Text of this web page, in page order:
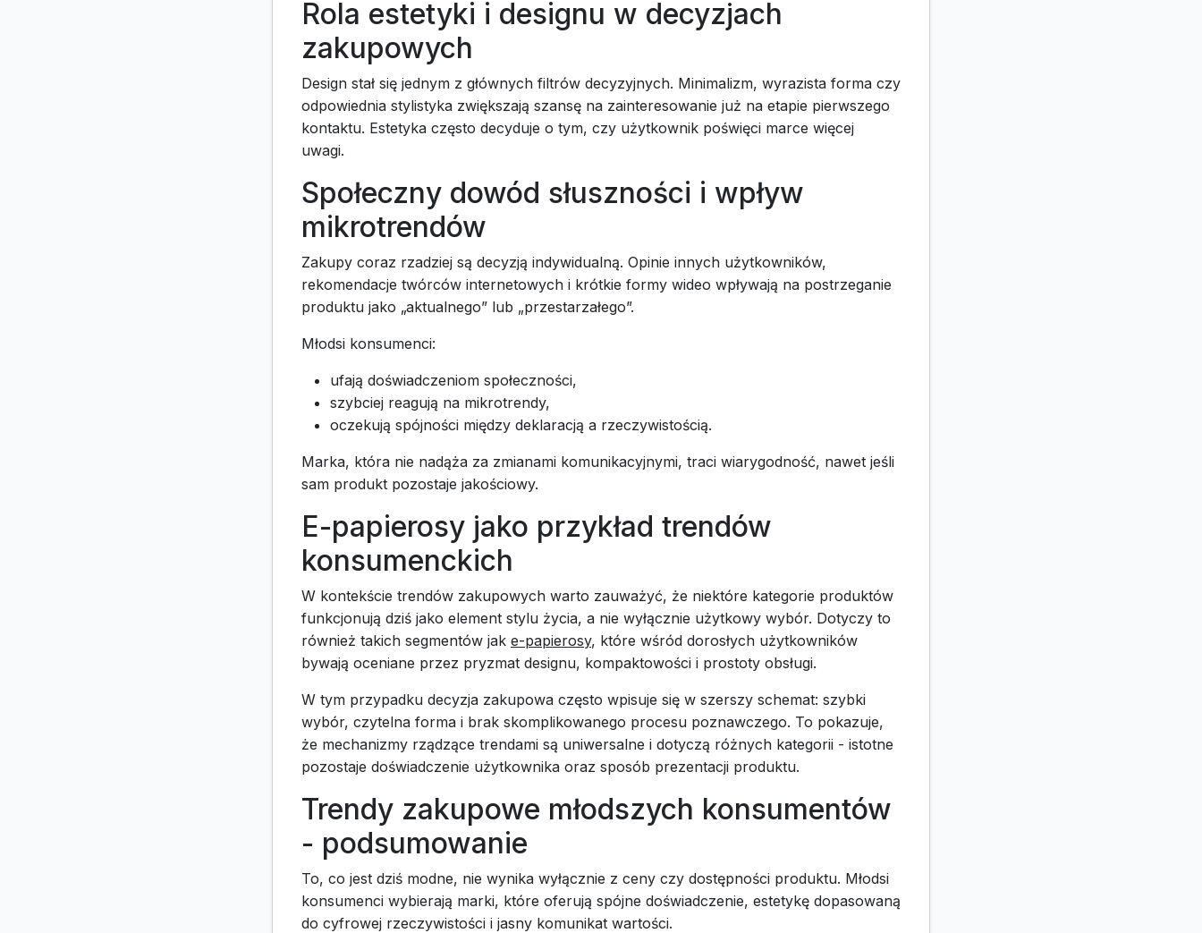
Rola estetyki i designu w decyzjach
zakupowych
Design stał się jednym z głównych filtrów decyzyjnych. Minimalizm, wyrazista forma czy
odpowiednia stylistyka zwiększają szansę na zainteresowanie już na etapie pierwszego
kontaktu. Estetyka często decyduje o tym, czy użytkownik poświęci marce więcej
uwagi.
Społeczny dowód słuszności i wpływ
mikrotrendów
Zakupy coraz rzadziej są decyzją indywidualną. Opinie innych użytkowników,
rekomendacje twórców internetowych i krótkie formy wideo wpływają na postrzeganie
produktu jako „aktualnego” lub „przestarzałego”.
Młodsi konsumenci:
ufają doświadczeniom społeczności,
szybciej reagują na mikrotrendy,
oczekują spójności między deklaracją a rzeczywistością.
Marka, która nie nadąża za zmianami komunikacyjnymi, traci wiarygodność, nawet jeśli
sam produkt pozostaje jakościowy.
E-papierosy jako przykład trendów
konsumenckich
W kontekście trendów zakupowych warto zauważyć, że niektóre kategorie produktów
funkcjonują dziś jako element stylu życia, a nie wyłącznie użytkowy wybór. Dotyczy to
również takich segmentów jak e-papierosy, które wśród dorosłych użytkowników
bywają oceniane przez pryzmat designu, kompaktowości i prostoty obsługi.
W tym przypadku decyzja zakupowa często wpisuje się w szerszy schemat: szybki
wybór, czytelna forma i brak skomplikowanego procesu poznawczego. To pokazuje,
że mechanizmy rządzące trendami są uniwersalne i dotyczą różnych kategorii - istotne
pozostaje doświadczenie użytkownika oraz sposób prezentacji produktu.
Trendy zakupowe młodszych konsumentów
- podsumowanie
To, co jest dziś modne, nie wynika wyłącznie z ceny czy dostępności produktu. Młodsi
konsumenci wybierają marki, które oferują spójne doświadczenie, estetykę dopasowaną
do cyfrowej rzeczywistości i jasny komunikat wartości.